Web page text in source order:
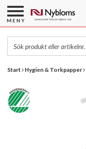
Start Hygien & Torkpapper
MENY